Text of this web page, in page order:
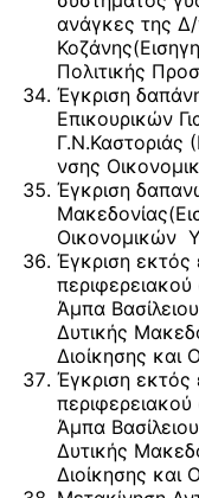
ανάγκες της
Πολιτικής
Έγκριση
Επικουρικών
Γ.Ν.Καστοριάς
νσης
Έγκριση
Οικονομικών
Έγκριση εκτός
Άμπα
Δυτικής
Διοίκησης και
Έγκριση εκτός
Άμπα
Δυτικής
Διοίκησης και